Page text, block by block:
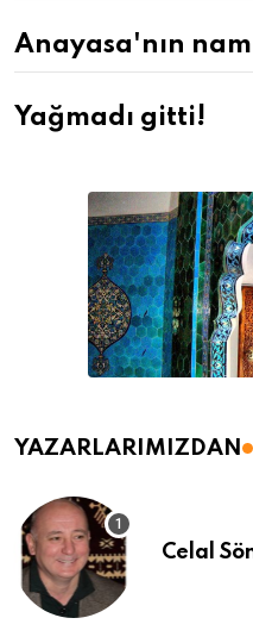
Anayasa'nın
Yağmadı gitti!
YAZARLARIMIZDAN
Celal